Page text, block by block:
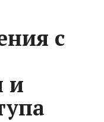
с
и